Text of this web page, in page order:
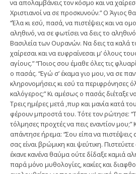
να απολαμβάνεις τον κόσμο και να
Χριστιανοί να σε προσκυνούν.” Ο Άγιος
“Έλα κι εσύ, πασά, να πιστέψεις και να
αληθινό, να σε φωτίσει να δεις το
Βασιλεία των Ουρανών. Να δεις τα καλά
χαίρεσαι και να ευφραίνεσαι μ’ όλους
αγίους.” “Ποιος σου έμαθε όλες τις
ο πασάς. “Εγώ σ’ έκαμα γιο μου, να σε
κληρονομήσεις κι εσύ τα περιφρόνησες
καλόγερος;” Κι αμέσως ο πασάς διέταξε
Τρεις ημέρες μετά ,πυρ και μανία κατά
φέρουν μπροστά του. Τότε τον ρώτησε:
τόλμησες προχτές να πεις εναντίον
απάντησε ήρεμα: “Σου είπα να πιστέψεις
σας είναι βρώμικη και ψεύτικη.
έκανε κανένα θαύμα ούτε δίδαξε καμιά
παρά μόνο μυθολογίες, κακίες και